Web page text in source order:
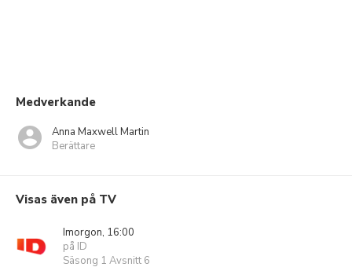
Medverkande
Anna Maxwell Martin
Berättare
Visas även på TV
Imorgon, 16:00
på ID
Säsong 1 Avsnitt 6